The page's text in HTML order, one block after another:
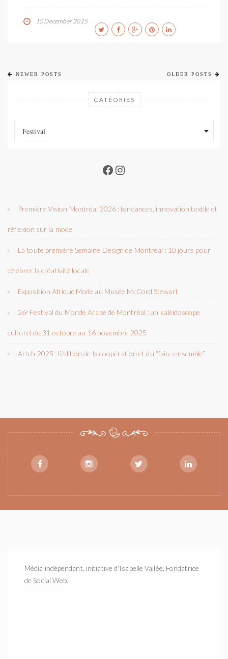
10 December 2015
OLDER POSTS
NEWER POSTS
CATÉORIES
Festival
Facebook
Instagram
Première Vision Montréal 2026 : tendances, innovation textile et
réflexion sur la mode
La toute première Semaine Design de Montréal : 10 jours pour
célébrer la créativité locale
Exposition Afrique Mode au Musée McCord Stewart
26ᵉ Festival du Monde Arabe de Montréal : un kaléidoscope
culturel du 31 octobre au 16 novembre 2025
Artch 2025 : l’édition de la coopération et du “faire ensemble”
Média indépendant, initiative d'Isabelle Vallée, Fondatrice
de Social Web.